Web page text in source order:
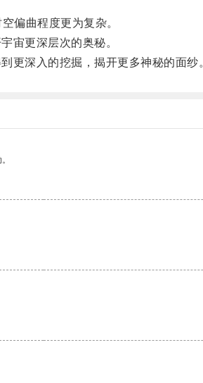
偏曲程度更为复杂。
宙更深层次的奥秘。
深入的挖掘，揭开更多神秘的面纱